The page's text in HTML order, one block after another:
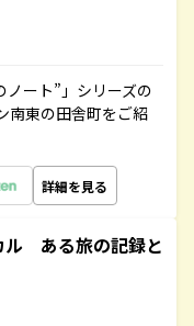
ート”」シリーズの
南東の田舎町をご紹
詳細を見る
ル ある旅の記録と